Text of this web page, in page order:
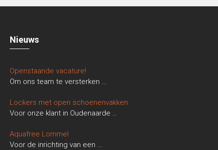
Nieuws
Openstaande vacature!
Om ons team te versterken …
Lockers met open schoenenvakken
Voor onze klant in Oudenaarde …
Aquafree Lommel
Voor de inrichting van een …